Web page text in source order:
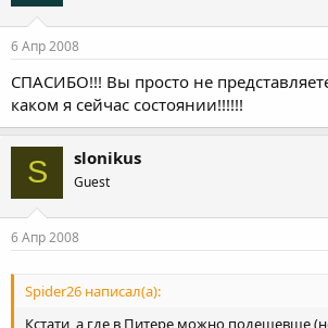
6 Апр 2008
СПАСИБО!!! Вы просто не
каком я сейчас состоянии!!!!!!
S slonikus
Guest
6 Апр 2008
Spider26 написал(а):
Кстати, а где в Питере можно подешевше